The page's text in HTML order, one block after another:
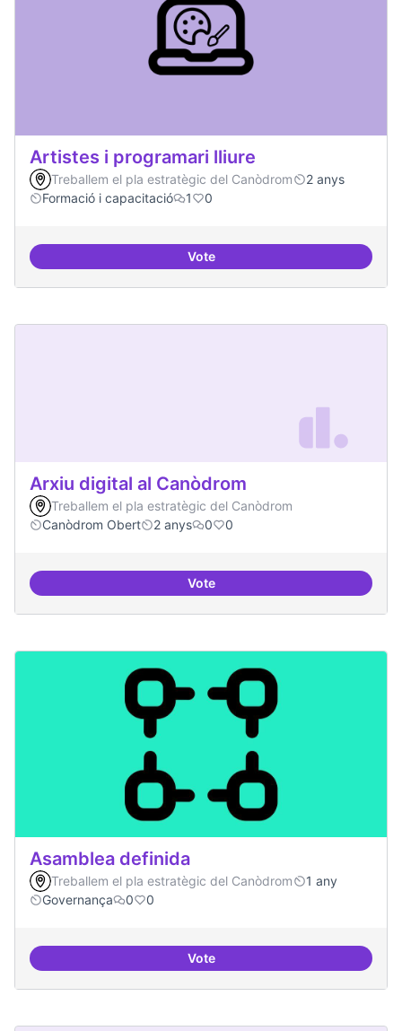
Artistes i programari lliure
Treballem el pla estratègic del Canòdrom
2 anys
Formació i capacitació
1 0
VoteArtistes i programari lliure
Arxiu digital al Canòdrom
Treballem el pla estratègic del Canòdrom
Canòdrom Obert
2 anys 0 0
VoteArxiu digital al Canòdrom
Asamblea definida
Treballem el pla estratègic del Canòdrom
1 any
Governança
0 0
VoteAsamblea definida